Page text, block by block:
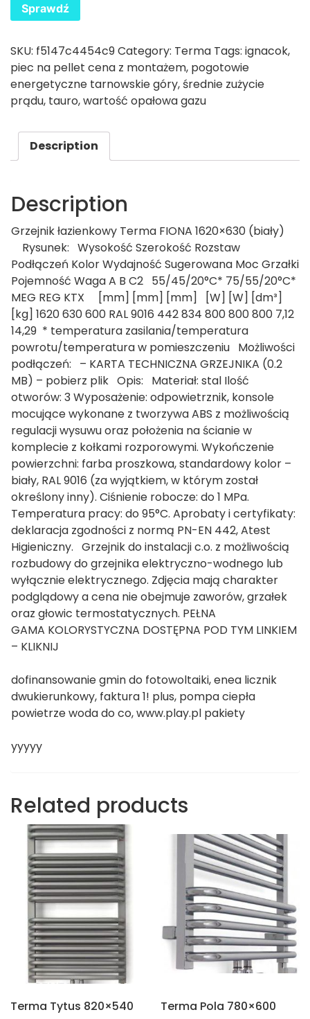
Sprawdź
SKU: f5147c4454c9Category: Terma Tags: ignacok,
piec na pellet cena z montażem, pogotowie
energetyczne tarnowskie góry, średnie zużycie
prądu, tauro,wartość opałowa gazu
Description
Description
Grzejnik łazienkowy Terma FIONA 1620×630 (biały)
Rysunek: Wysokość Szerokość Rozstaw
Podłączeń Kolor Wydajność Sugerowana Moc Grzałki
Pojemność Waga A B C2 55/45/20°C* 75/55/20°C*
MEG REG KTX [mm] [mm] [mm] [W] [W] [dm³]
[kg] 1620 630 600 RAL 9016 442 834 800 800 800 7,12
14,29 * temperatura zasilania/temperatura
powrotu/temperatura w pomieszczeniu Możliwości
podłączeń: – KARTA TECHNICZNA GRZEJNIKA (0.2
MB) – pobierz plik Opis: Materiał: stal Ilość
otworów: 3 Wyposażenie: odpowietrznik, konsole
mocujące wykonane z tworzywa ABS z możliwością
regulacji wysuwu oraz położenia na ścianie w
komplecie z kołkami rozporowymi. Wykończenie
powierzchni: farba proszkowa, standardowy kolor –
biały, RAL 9016 (za wyjątkiem, w którym został
określony inny). Ciśnienie robocze: do 1 MPa.
Temperatura pracy: do 95°C. Aprobaty i certyfikaty:
deklaracja zgodności z normą PN-EN 442, Atest
Higieniczny. Grzejnik do instalacji c.o. z możliwością
rozbudowy do grzejnika elektryczno-wodnego lub
wyłącznie elektrycznego. Zdjęcia mają charakter
podglądowy a cena nie obejmuje zaworów, grzałek
oraz głowic termostatycznych. PEŁNA
GAMA KOLORYSTYCZNA DOSTĘPNA POD TYM LINKIEM
– KLIKNIJ
dofinansowanie gmin do fotowoltaiki, enea licznik
dwukierunkowy, faktura 1! plus, pompa ciepła
powietrze woda do co, www.play.pl pakiety
yyyyy
Related products
Terma Tytus 820×540 Terma Pola 780×600